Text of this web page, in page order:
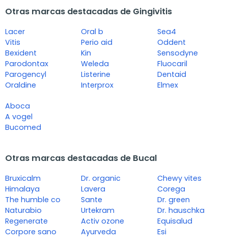
Otras marcas destacadas de Gingivitis
Lacer
Vitis
Bexident
Parodontax
Parogencyl
Oraldine
Oral b
Perio aid
Kin
Weleda
Listerine
Interprox
Sea4
Oddent
Sensodyne
Fluocaril
Dentaid
Elmex
Aboca
A vogel
Bucomed
Otras marcas destacadas de Bucal
Bruxicalm
Himalaya
The humble co
Naturabio
Regenerate
Corpore sano
Dr. organic
Lavera
Sante
Urtekram
Activ ozone
Ayurveda
Chewy vites
Corega
Dr. green
Dr. hauschka
Equisalud
Esi